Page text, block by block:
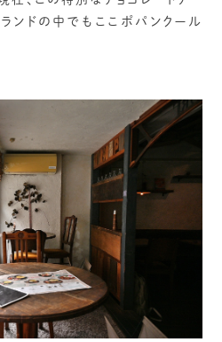
ンドの中でもここポパンクール